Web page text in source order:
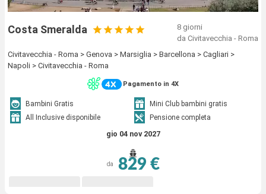
Costa Smeralda
8 giorni
da Civitavecchia - Roma
Civitavecchia - Roma > Genova > Marsiglia > Barcellona > Cagliari >
Napoli > Civitavecchia - Roma
Pagamento in 4X
Bambini Gratis
Mini Club bambini gratis
All Inclusive disponibile
Pensione completa
gio 04 nov 2027
da 829 €